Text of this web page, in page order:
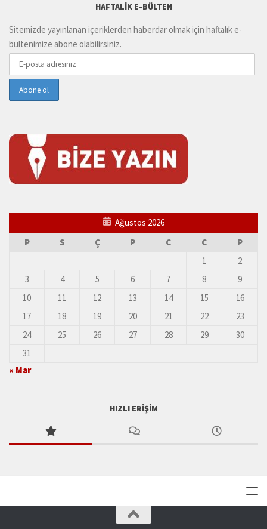
HAFTALIK E-BÜLTEN
Sitemizde yayınlanan içeriklerden haberdar olmak için haftalık e-
bültenimize abone olabilirsiniz.
Ağustos 2026
P
S Ç P C C
P
1
2
3
4 5 6 7 8
9
10
11 12 13 14 15
16
17
18 19 20 21 22
23
24
25 26 27 28 29
30
31
« Mar
HIZLI ERIŞIM